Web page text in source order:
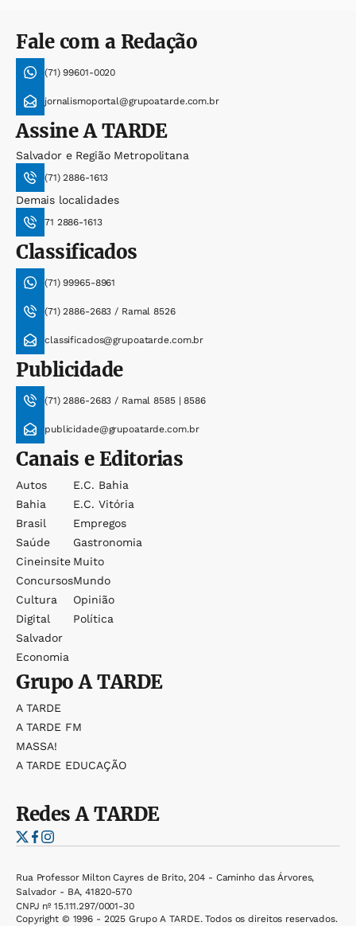
Fale com a Redação
(71) 99601-0020
jornalismoportal@grupoatarde.com.br
AssineA TARDE
Salvador e Região Metropolitana
(71) 2886-1613
Demais localidades
71 2886-1613
Classificados
(71) 99965-8961
(71) 2886-2683 / Ramal 8526
classificados@grupoatarde.com.br
Publicidade
(71) 2886-2683 / Ramal 8585 | 8586
publicidade@grupoatarde.com.br
Canais e Editorias
Autos
Bahia
Brasil
Saúde
Cineinsite
Concursos
Cultura
Digital
Salvador
Economia
E.c. Bahia
E.c. Vitória
Empregos
Gastronomia
Muito
Mundo
Opinião
Política
GrupoA TARDE
A TARDE
A TARDE FM
MASSA!
A TARDE EDUCAÇÃO
RedesA TARDE
Rua Professor Milton Cayres de Brito, 204 - Caminho das Árvores,
Salvador - BA, 41820-570
CNPJ nº 15.111.297/0001-30
Copyright © 1996 - 2025 Grupo A TARDE. Todos os direitos reservados.